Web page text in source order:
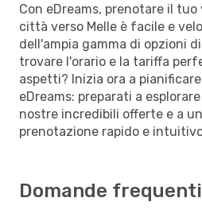
Con eDreams, prenotare il
città verso Melle è facile e
dell'ampia gamma di opzioni
trovare l'orario e la tariffa
aspetti? Inizia ora a
eDreams: preparati a
nostre incredibili offerte e a
prenotazione rapido e
Domande